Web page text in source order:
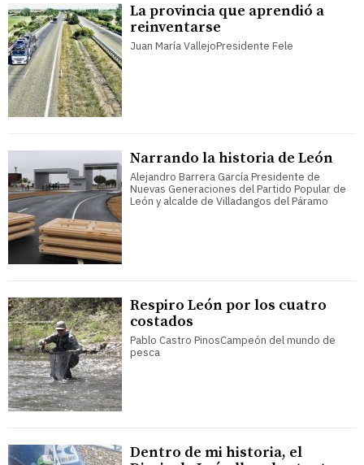
La provincia que aprendió a
reinventarse
Juan María VallejoPresidente Fele
Narrando la historia de León
Alejandro Barrera García Presidente de
Nuevas Generaciones del Partido Popular de
León y alcalde de Villadangos del Páramo
Respiro León por los cuatro
costados
Pablo Castro PinosCampeón del mundo de
pesca
Dentro de mi historia, el